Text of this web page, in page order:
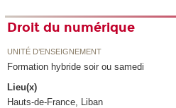
Droit du numérique
UNITÉ D’ENSEIGNEMENT
Formation hybride soir ou samedi
Lieu(x)
Hauts-de-France, Liban